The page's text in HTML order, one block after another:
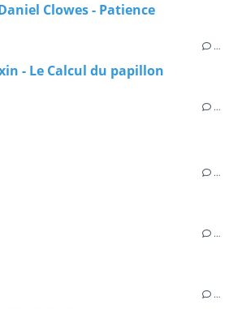
Clowes - Patience
…
- Le Calcul du papillon
…
…
…
…